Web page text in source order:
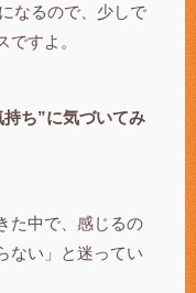
なるので、少しで
すよ。
ち”に気づいてみ
た中で、感じるの
ない」と迷ってい